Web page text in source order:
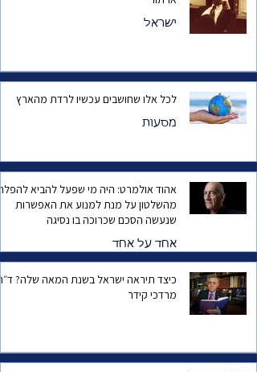
ישראל
לכל אלו שחושבים עכשיו לרדת מהארץ
מסעות
אהוד אולמרט: היה מי שפעל להביא
מהשלטון על מנת למנוע את האפשרות
שנעשה הסכם שכרוכה בו נסיגה
אחד על אחד
כיצד תיראה ישראל בשנת המאה
מרדכי קידר